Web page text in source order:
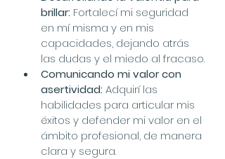
brillar: Fortalecí mi seguridad
en mí misma y en mis
capacidades, dejando atrás
las dudas y el miedo al fracaso.
Comunicando mi valor con
asertividad: Adquirí las
habilidades para articular mis
éxitos y defender mi valor en el
ámbito profesional, de manera
clara y segura.